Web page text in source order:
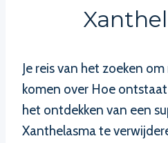
Je reis van het zoeken
komen over Hoe
het ontdekken van een
Xanthelasma te